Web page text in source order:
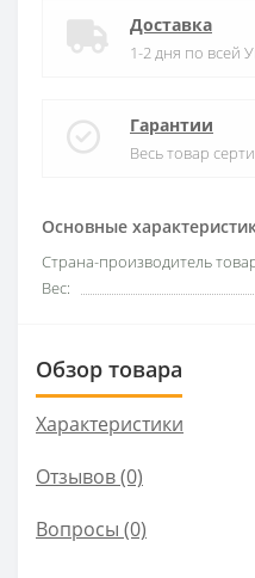
Основные
Страна-производитель
Вес:
Доставка
1-2 дня по всей
Гарантии
Весь товар
Обзор товара
Характеристики
Отзывов (0)
Вопросы (0)